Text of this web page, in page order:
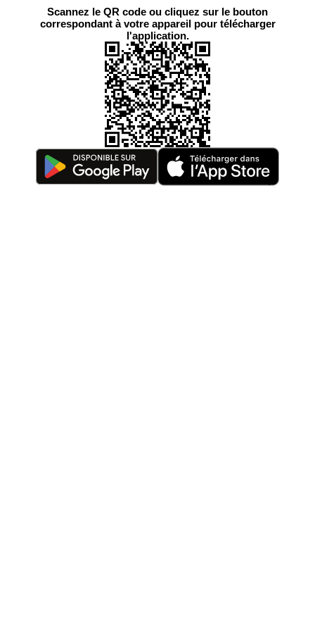
Scannez le QR code ou cliquez sur le bouton
correspondant à votre appareil pour télécharger
l'application.